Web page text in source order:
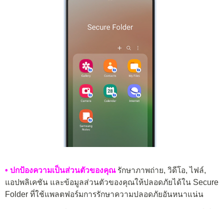
• ปกป้องความเป็นส่วนตัวของคุณรักษาภาพถ่าย, วิดีโอ, ไฟล์,
แอปพลิเคชัน และข้อมูลส่วนตัวของคุณให้ปลอดภัยได้ใน Secure
Folder ที่ใช้แพลตฟอร์มการรักษาความปลอดภัยอันหนาแน่น